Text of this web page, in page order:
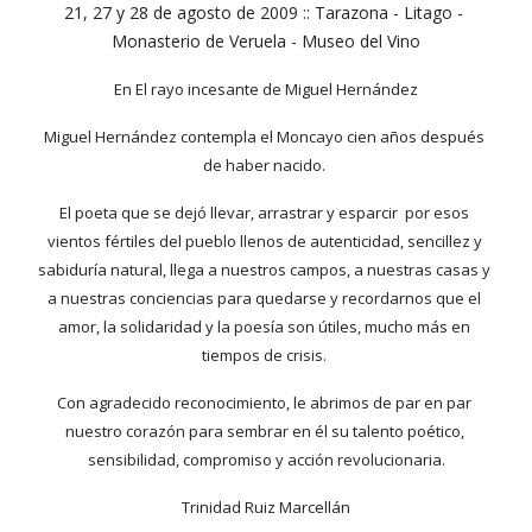
21, 27 y 28 de agosto de 2009 :: Tarazona - Litago -
Monasterio de Veruela - Museo del Vino
En El rayo incesante de Miguel Hernández
Miguel Hernández contempla el Moncayo cien años después
de haber nacido.
El poeta que se dejó llevar, arrastrar y esparcir  por esos
vientos fértiles del pueblo llenos de autenticidad, sencillez y
sabiduría natural, llega a nuestros campos, a nuestras casas y
a nuestras conciencias para quedarse y recordarnos que el
amor, la solidaridad y la poesía son útiles, mucho más en
tiempos de crisis.
Con agradecido reconocimiento, le abrimos de par en par
nuestro corazón para sembrar en él su talento poético,
sensibilidad, compromiso y acción revolucionaria.
Trinidad Ruiz Marcellán